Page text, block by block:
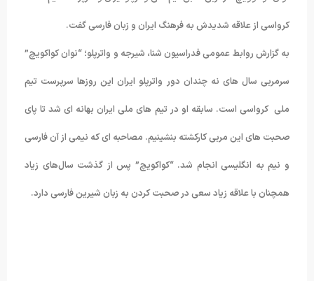
کرواسی از علاقه شدیدش به فرهنگ ایران و زبان فارسی گفت.
به گزارش روابط عمومی فدراسیون شنا، شیرجه و واترپلو؛ “نوان کواکویچ”
سرمربی سال های نه چندان دور واترپلو ایران این روزها سرپرست تیم
ملی کرواسی است. سابقه او در تیم های ملی ایران بهانه ای شد تا پای
صحبت های این مربی کارکشته بنشینیم. مصاحبه ای که نیمی از آن فارسی
و نیم به انگلیسی انجام شد. “کواکویچ” پس از گذشت سال‌های زیاد
همچنان با علاقه زیاد سعی در صحبت کردن به زبان شیرین فارسی دارد.